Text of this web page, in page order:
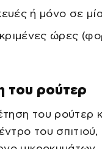
ή μόνο σε μία
ώρες
του ρούτερ
του ρούτερ
του σπιτιού,